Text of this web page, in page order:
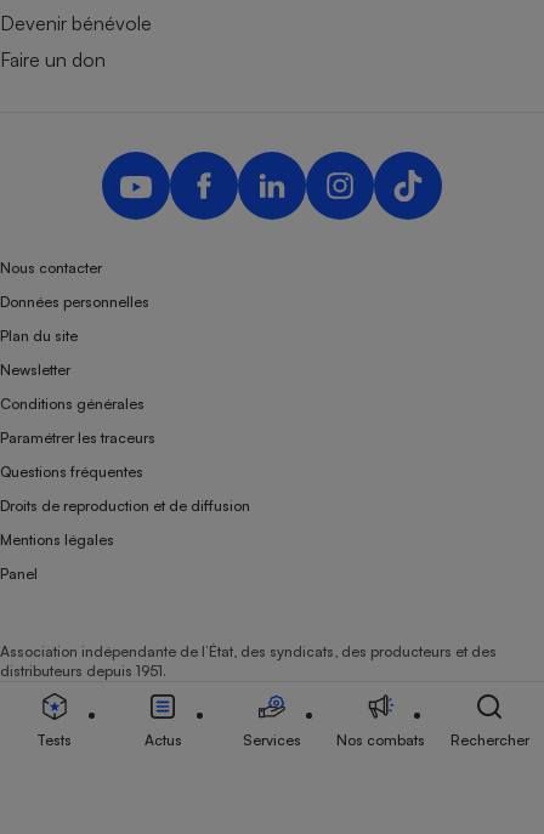
Devenir bénévole
Faire un don
Nous contacter
Données personnelles
Plan du site
Newsletter
Conditions générales
Paramétrer les traceurs
Questions fréquentes
Droits de reproduction et de diffusion
Mentions légales
Panel
Association indépendante de l’État, des syndicats, des producteurs et des
distributeurs depuis 1951.
Tests Actus Services Nos combats Rechercher